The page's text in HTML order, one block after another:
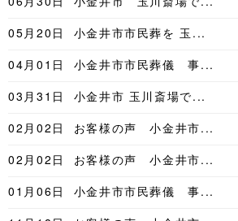
05月20日
小金井市市民葬を 玉...
04月01日
小金井市市民葬儀 事...
03月31日
小金井市 玉川斎場で...
02月02日
お客様の声 小金井市...
02月02日
お客様の声 小金井市...
01月06日
小金井市市民葬儀 事...